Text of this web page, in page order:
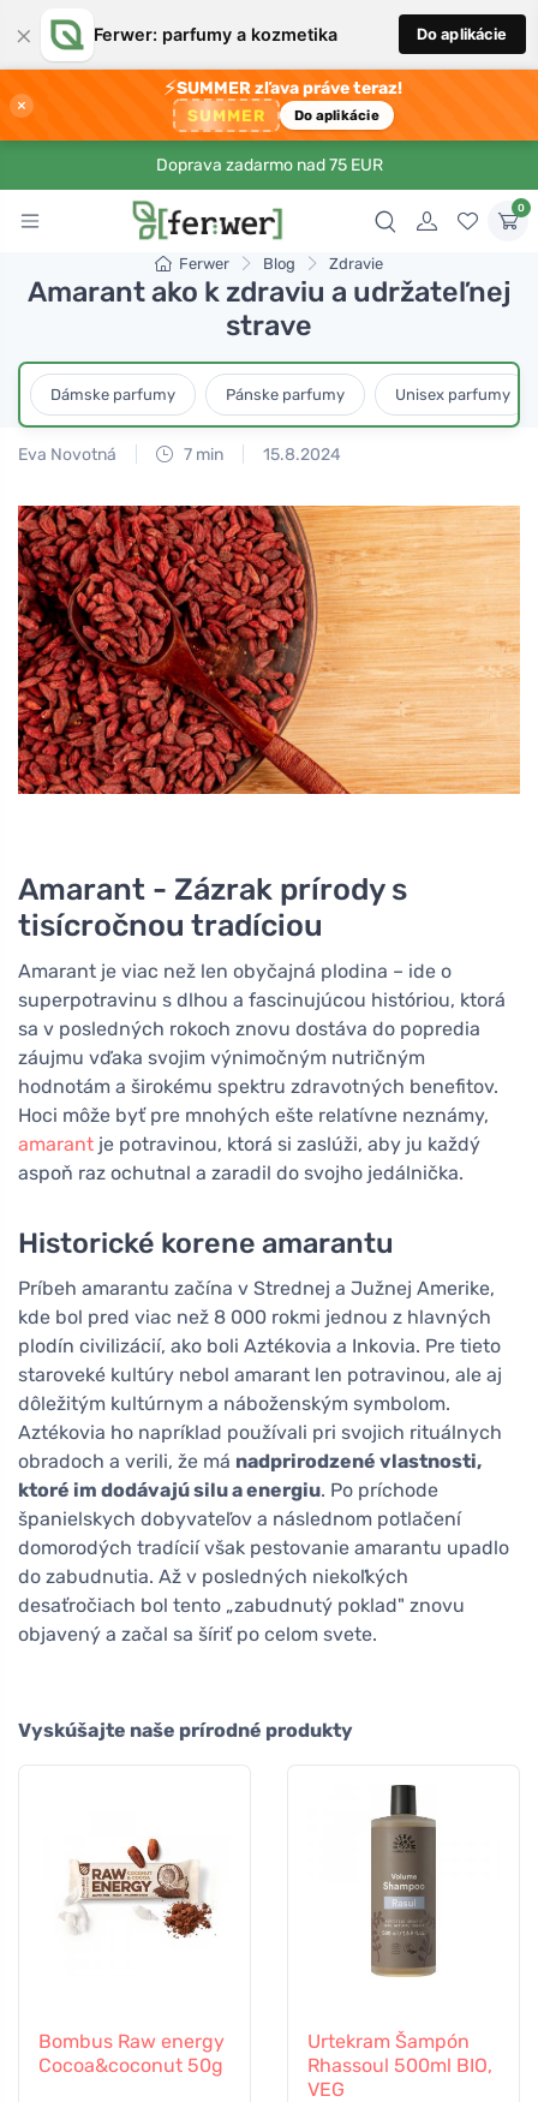
× Ferwer: parfumy a kozmetika Do aplikácie
×
⚡SUMMER zľava práve teraz!
SUMMER Do aplikácie
Doprava zadarmo nad 75 EUR
0
Ferwer Blog Zdravie
Amarant ako k zdraviu a udržateľnej
strave
Dámske parfumy Pánske parfumy Unisex parfumy
Eva Novotná 7 min 15.8.2024
Amarant - Zázrak prírody s
tisícročnou tradíciou
Amarant je viac než len obyčajná plodina – ide o
superpotravinu s dlhou a fascinujúcou históriou, ktorá
sa v posledných rokoch znovu dostáva do popredia
záujmu vďaka svojim výnimočným nutričným
hodnotám a širokému spektru zdravotných benefitov.
Hoci môže byť pre mnohých ešte relatívne neznámy,
amarant je potravinou, ktorá si zaslúži, aby ju každý
aspoň raz ochutnal a zaradil do svojho jedálnička.
Historické korene amarantu
Príbeh amarantu začína v Strednej a Južnej Amerike,
kde bol pred viac než 8 000 rokmi jednou z hlavných
plodín civilizácií, ako boli Aztékovia a Inkovia. Pre tieto
staroveké kultúry nebol amarant len potravinou, ale aj
dôležitým kultúrnym a náboženským symbolom.
Aztékovia ho napríklad používali pri svojich rituálnych
obradoch a verili, že má nadprirodzené vlastnosti,
ktoré im dodávajú silu a energiu. Po príchode
španielskych dobyvateľov a následnom potlačení
domorodých tradícií však pestovanie amarantu upadlo
do zabudnutia. Až v posledných niekoľkých
desaťročiach bol tento „zabudnutý poklad" znovu
objavený a začal sa šíriť po celom svete.
Vyskúšajte naše prírodné produkty
Bombus Raw energy
Cocoa&coconut 50g
Urtekram Šampón
Rhassoul 500ml BIO,
VEG